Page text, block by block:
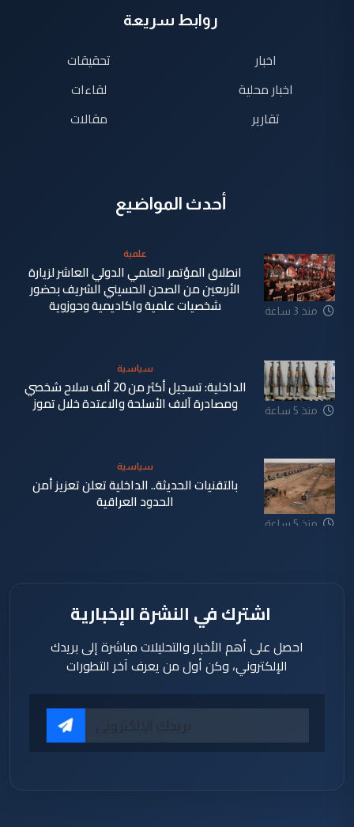
روابط سريعة
اخبار
اخبار محلية
تقارير
تحقيقات
لقاءات
مقالات
أحدث المواضيع
منذ 3 ساعة
علمية
انطلاق المؤتمر العلمي الدولي العاشر لزيارة
الأربعين من الصحن الحسيني الشريف بحضور
شخصيات علمية واكاديمية وحوزوية
منذ 5 ساعة
سياسية
الداخلية: تسجيل أكثر من 20 ألف سلاح شخصي
ومصادرة آلاف الأسلحة والاعتدة خلال تموز
منذ 5 ساعة
سياسية
بالتقنيات الحديثة.. الداخلية تعلن تعزيز أمن
الحدود العراقية
اشترك في النشرة الإخبارية
احصل على أهم الأخبار والتحليلات مباشرة إلى بريدك
الإلكتروني، وكن أول من يعرف آخر التطورات